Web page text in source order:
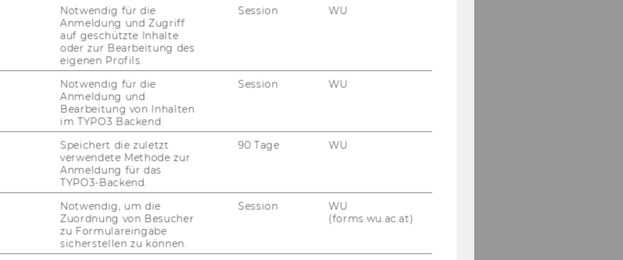
by the user or by an ex­ter­nal sys­tem,
the num­ber lies in the re­le­vant num­ber
in­ter­val 100,000 - 199,999, in­ter­nal as­
in­ter­val 200,000 - 299,999, ex­ter­nal as­
URL]
Notwendig für die
Anmeldung und Zugriff
auf geschützte Inhalte
oder zur Bearbeitung des
eigenen Profils.
Session WU
Notwendig für die
Anmeldung und
Bearbeitung von Inhalten
im TYPO3 Backend.
Session WU
Speichert die zuletzt
verwendete Methode zur
Anmeldung für das
TYPO3-Backend.
90 Tage WU
Notwendig, um die
Zuordnung von Besucher
zu Formulareingabe
sicherstellen zu können.
Session
WU
(forms.wu.ac.at)